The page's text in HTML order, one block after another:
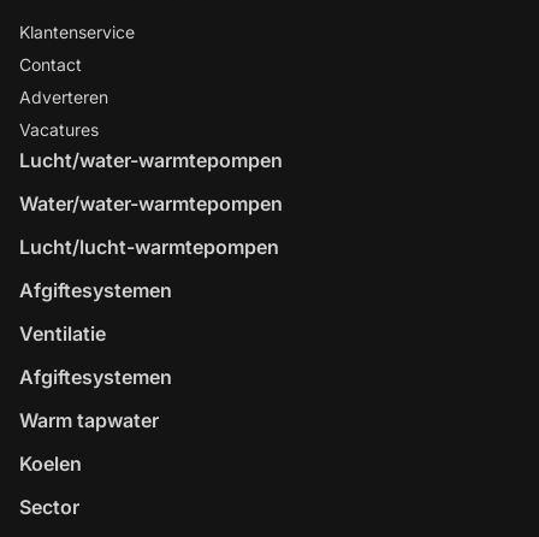
Klantenservice
Contact
Adverteren
Vacatures
Lucht/water-warmtepompen
Water/water-warmtepompen
Lucht/lucht-warmtepompen
Afgiftesystemen
Ventilatie
Afgiftesystemen
Warm tapwater
Koelen
Sector